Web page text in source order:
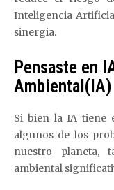
Inteligencia
sinergia.
Pensaste en
Si bien la IA tiene
algunos de los
nuestro planeta,
ambiental